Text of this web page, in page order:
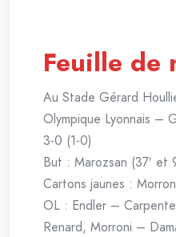
Feuille de
Au Stade Gérard
Olympique Lyonnais –
3-0 (1-0)
But : Marozsan (37′ et
Cartons jaunes :
OL : Endler –
Renard, Morroni –